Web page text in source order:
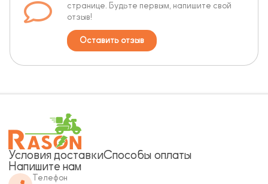
странице. Будьте первым, напишите свой
отзыв!
Оставить отзыв
Условия доставкиСпособы оплаты
Напишите нам
Телефон